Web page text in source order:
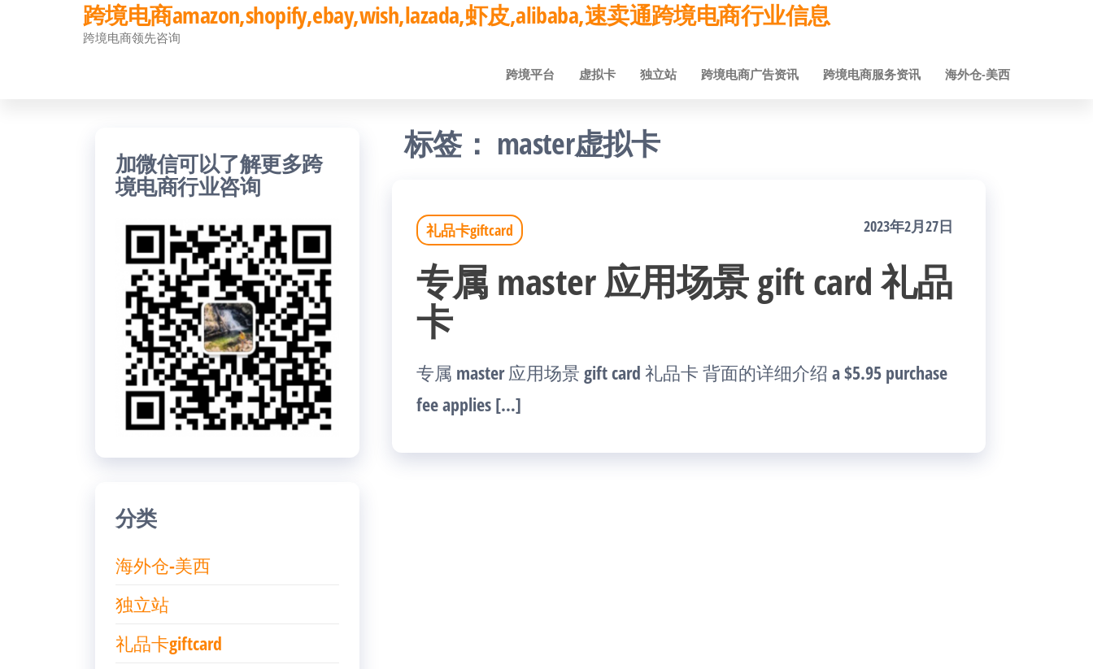
跨境电商amazon,shopify,ebay,wish,lazada,虾皮,alibaba,速卖通跨境电商行业信息
跨境电商领先咨询
跨境平台 虚拟卡 独立站 跨境电商广告资讯 跨境电商服务资讯 海外仓-美西
标签： master虚拟卡
礼品卡giftcard 2023年2月27日
专属 master 应用场景 gift card 礼品
卡
专属 master 应用场景 gift card 礼品卡 背面的详细介绍 a $5.95 purchase
fee applies […]
加微信可以了解更多跨
境电商行业咨询
分类
海外仓-美西
独立站
礼品卡giftcard